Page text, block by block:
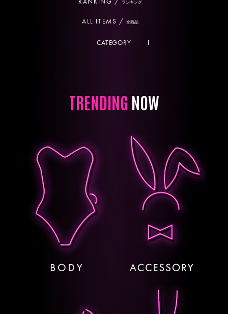
ランキング
ALL ITEMS /全商品
CATEGORY
TRENDING NOW